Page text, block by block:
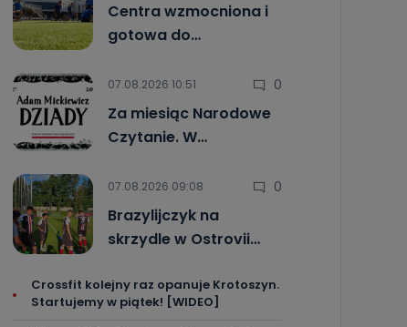
Centra wzmocniona i
gotowa do…
07.08.2026 10:51 0
Za miesiąc Narodowe
Czytanie. W…
07.08.2026 09:08 0
Brazylijczyk na
skrzydle w Ostrovii…
Crossfit kolejny raz opanuje Krotoszyn.
Startujemy w piątek! [WIDEO]